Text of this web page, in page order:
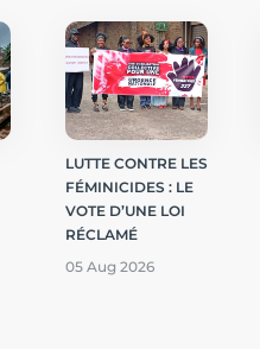
LUTTE CONTRE LES
FÉMINICIDES : LE
VOTE D’UNE LOI
RÉCLAMÉ
05 Aug 2026